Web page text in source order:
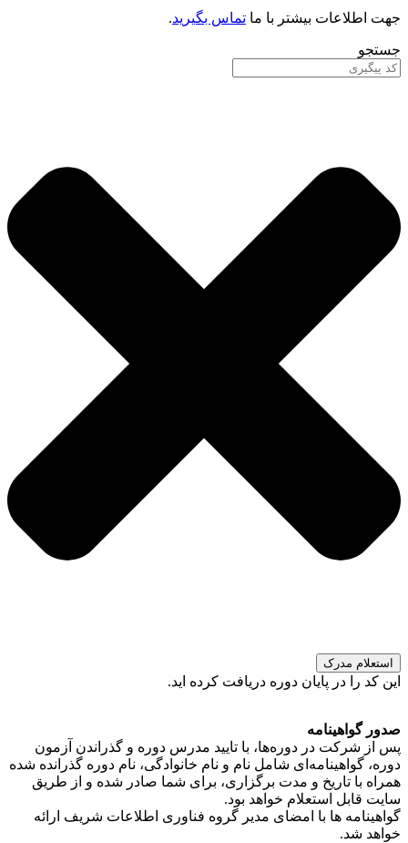
جهت اطلاعات بیشتر با ما تماس بگیرید.
جستجو
استعلام مدرک
این کد را در پایان دوره دریافت کرده اید.
صدور گواهینامه
پس از شرکت در دوره‌ها، با تایید مدرس دوره و گذراندن آزمون
دوره، گواهینامه‌ای شامل نام و نام خانوادگی، نام دوره گذرانده شده
همراه با تاریخ و مدت برگزاری، برای شما صادر شده و از طریق
سایت قابل استعلام خواهد بود.
گواهینامه ها با امضای مدیر گروه فناوری اطلاعات شریف ارائه
خواهد شد.